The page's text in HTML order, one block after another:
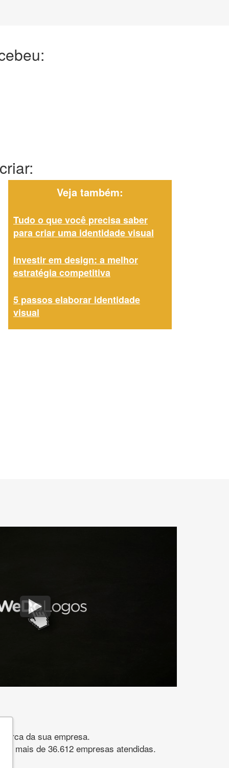
Veja também:
Tudo o que você precisa saber
para criar uma identidade visual
Investir em design: a melhor
estratégia competitiva
5 passos elaborar identidade
visual
da sua empresa.
mais de 36.612 empresas atendidas.